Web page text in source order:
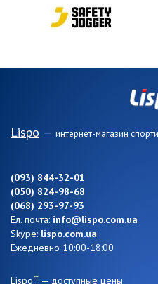
Lispo — интернет-магазин
(093) 844-32-01
(050) 824-98-68
(068) 293-97-93
Ел. почта: info@lispo.com.ua
Skype: lispo.com.ua
Ежедневно 10:00-18:00
Lisport — доступные цены